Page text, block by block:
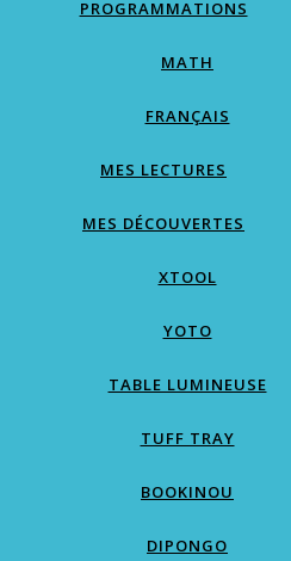
PROGRAMMATIONS
MATH
FRANÇAIS
MES LECTURES
MES DÉCOUVERTES
XTOOL
YOTO
TABLE LUMINEUSE
TUFF TRAY
BOOKINOU
DIPONGO